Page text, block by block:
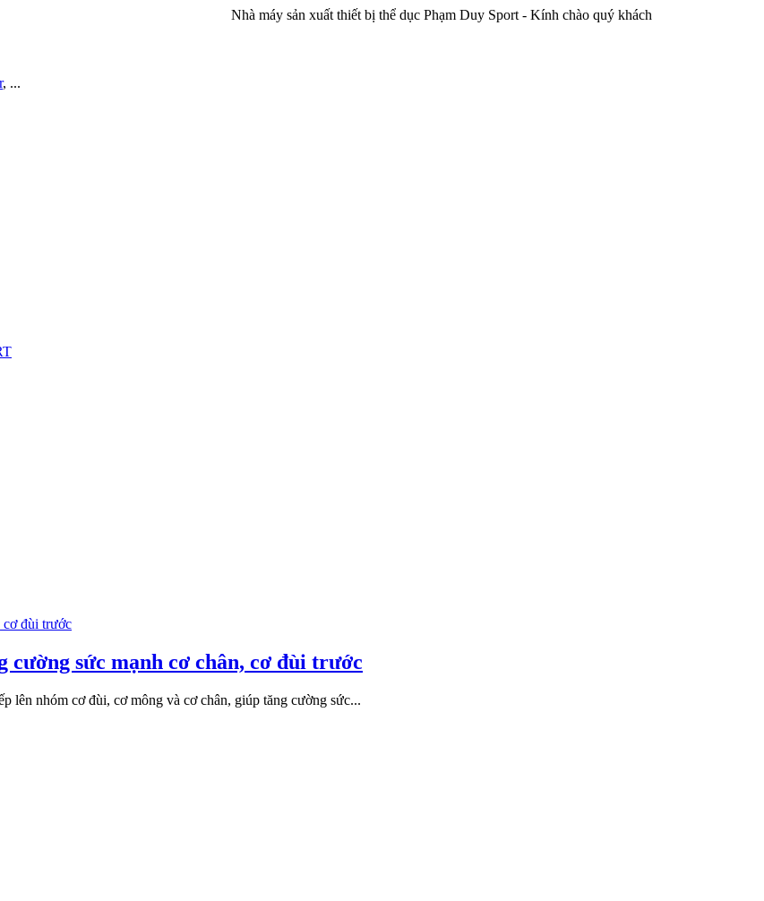
Nhà máy sản xuất thiết bị thể dục Phạm Duy Sport - Kính chào quý khách
, ...
sức mạnh cơ chân, cơ đùi trước
lên nhóm cơ đùi, cơ mông và cơ chân, giúp tăng cường sức...